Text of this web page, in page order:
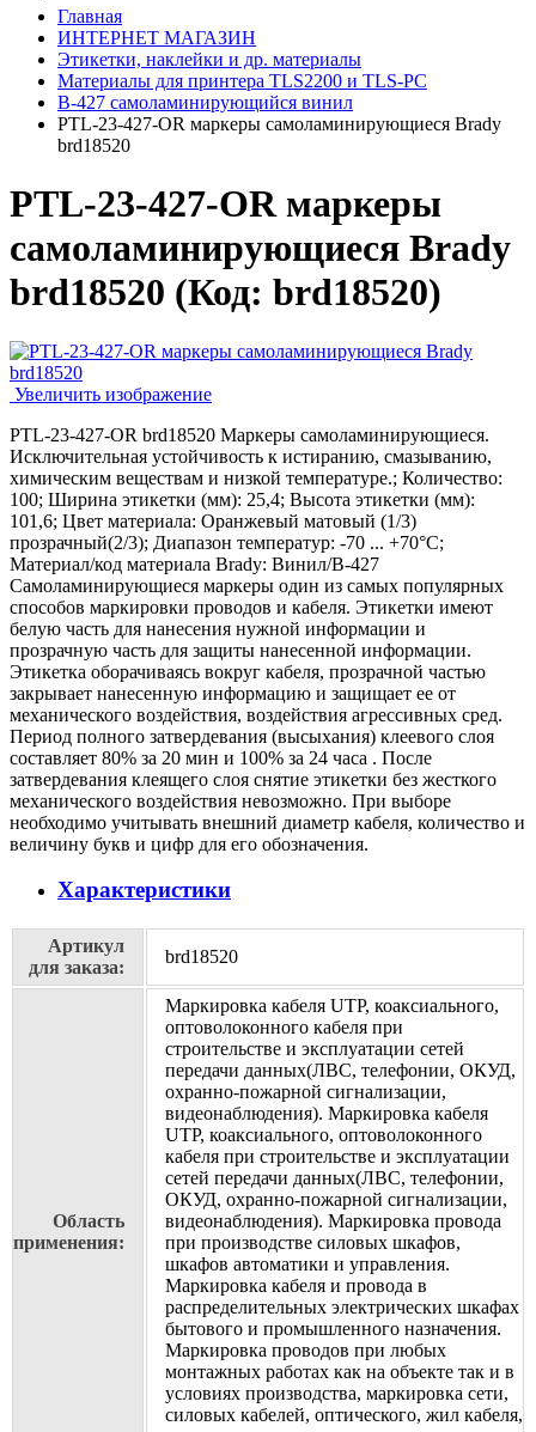
Главная
ИНТЕРНЕТ МАГАЗИН
Этикетки, наклейки и др. материалы
Материалы для принтера TLS2200 и TLS-PC
B-427 cамоламинирующийся винил
PTL-23-427-OR маркеры самоламинирующиеся Brady
brd18520
PTL-23-427-OR маркеры
самоламинирующиеся Brady
brd18520 (Код: brd18520)
Увеличить изображение
PTL-23-427-OR brd18520 Маркеры самоламинирующиеся.
Исключительная устойчивость к истиранию, смазыванию,
химическим веществам и низкой температуре.; Количество:
100; Ширина этикетки (мм): 25,4; Высота этикетки (мм):
101,6; Цвет материала: Оранжевый матовый (1/3)
прозрачный(2/3); Диапазон температур: -70 ... +70°С;
Материал/код материала Brady: Винил/В-427
Самоламинирующиеся маркеры один из самых популярных
способов маркировки проводов и кабеля. Этикетки имеют
белую часть для нанесения нужной информации и
прозрачную часть для защиты нанесенной информации.
Этикетка оборачиваясь вокруг кабеля, прозрачной частью
закрывает нанесенную информацию и защищает ее от
механического воздействия, воздействия агрессивных сред.
Период полного затвердевания (высыхания) клеевого слоя
составляет 80% за 20 мин и 100% за 24 часа . После
затвердевания клеящего слоя снятие этикетки без жесткого
механического воздействия невозможно. При выборе
необходимо учитывать внешний диаметр кабеля, количество и
величину букв и цифр для его обозначения.
Характеристики
Артикул
для заказа:
brd18520
Область
применения:
Маркировка кабеля UTP, коаксиального,
оптоволоконного кабеля при
строительстве и эксплуатации сетей
передачи данных(ЛВС, телефонии, ОКУД,
охранно-пожарной сигнализации,
видеонаблюдения). Маркировка кабеля
UTP, коаксиального, оптоволоконного
кабеля при строительстве и эксплуатации
сетей передачи данных(ЛВС, телефонии,
ОКУД, охранно-пожарной сигнализации,
видеонаблюдения). Маркировка провода
при производстве силовых шкафов,
шкафов автоматики и управления.
Маркировка кабеля и провода в
распределительных электрических шкафах
бытового и промышленного назначения.
Маркировка проводов при любых
монтажных работах как на объекте так и в
условиях производства, маркировка сети,
силовых кабелей, оптического, жил кабеля,